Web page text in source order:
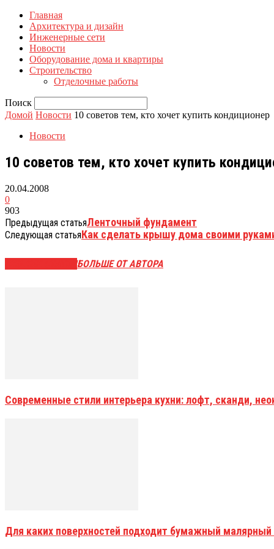
Главная
Архитектура и дизайн
Инженерные сети
Новости
Оборудование дома и квартиры
Строительство
Отделочные работы
Поиск
Домой Новости 10 советов тем, кто хочет купить кондиционер
Новости
10 советов тем, кто хочет купить
20.04.2008
0
903
Предыдущая статьяЛенточный фундамент
Следующая статьяКак сделать крышу дома своими
БОЛЬШЕ ОТ АВТОРА
Современные стили интерьера кухни: лофт, сканди,
Для каких поверхностей подходит бумажный малярный